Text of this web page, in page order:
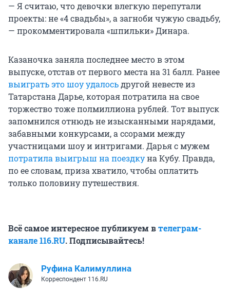
— Я считаю, что девочки влегкую перепутали
проекты: не «4 свадьбы», а загноби чужую свадьбу,
— прокомментировала «шпильки» Динара.
Казаночка заняла последнее место в этом
выпуске, отстав от первого места на 31 балл. Ранее
выиграть это шоу удалосьдругой невесте из
Татарстана Дарье, которая потратила на свое
торжество тоже полмиллиона рублей. Тот выпуск
запомнился отнюдь не изысканными нарядами,
забавными конкурсами, а ссорами между
участницами шоу и интригами. Дарья с мужем
потратила выигрыш на поездкуна Кубу. Правда,
по ее словам, приза хватило, чтобы оплатить
только половину путешествия.
Всё самое интересное публикуем втелеграм-
канале 116.RU. Подписывайтесь!
Руфина Калимуллина
Корреспондент 116.RU